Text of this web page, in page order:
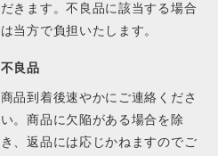
だきます。不良品に該当する場合
は当方で負担いたします。
不良品
商品到着後速やかにご連絡くださ
い。商品に欠陥がある場合を除
き、返品には応じかねますのでご